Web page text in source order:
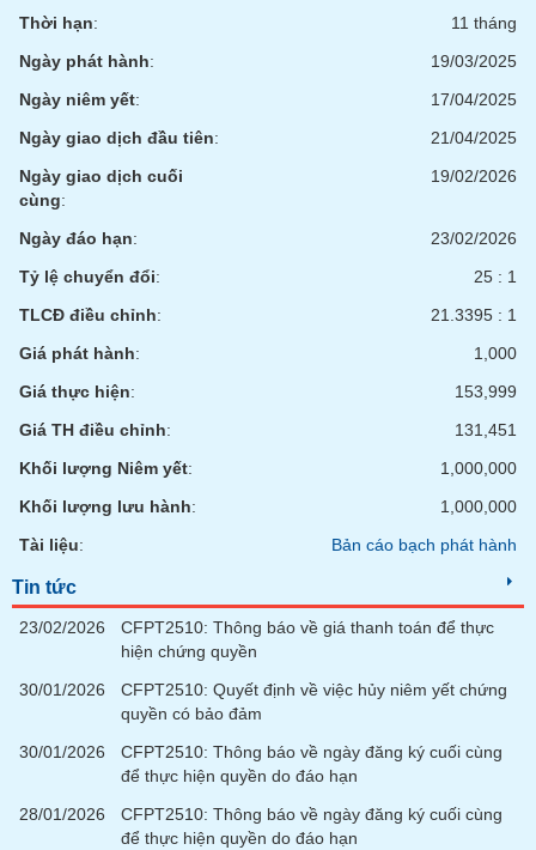
Thời hạn:
11 tháng
Ngày phát hành:
19/03/2025
Ngày niêm yết:
17/04/2025
Ngày giao dịch đầu tiên:
21/04/2025
Ngày giao dịch cuối
cùng:
19/02/2026
Ngày đáo hạn:
23/02/2026
Tỷ lệ chuyển đổi:
25 : 1
TLCĐ điều chỉnh:
21.3395 : 1
Giá phát hành:
1,000
Giá thực hiện:
153,999
Giá TH điều chỉnh:
131,451
Khối lượng Niêm yết:
1,000,000
Khối lượng lưu hành:
1,000,000
Tài liệu: Bản cáo bạch phát hành
Tin tức
23/02/2026
CFPT2510: Thông báo về giá thanh toán để thực
hiện chứng quyền
30/01/2026
CFPT2510: Quyết định về việc hủy niêm yết chứng
quyền có bảo đảm
30/01/2026
CFPT2510: Thông báo về ngày đăng ký cuối cùng
để thực hiện quyền do đáo hạn
28/01/2026
CFPT2510: Thông báo về ngày đăng ký cuối cùng
để thực hiện quyền do đáo hạn